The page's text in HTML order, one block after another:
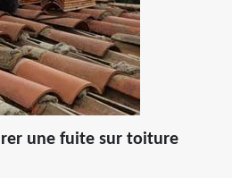
une fuite sur toiture